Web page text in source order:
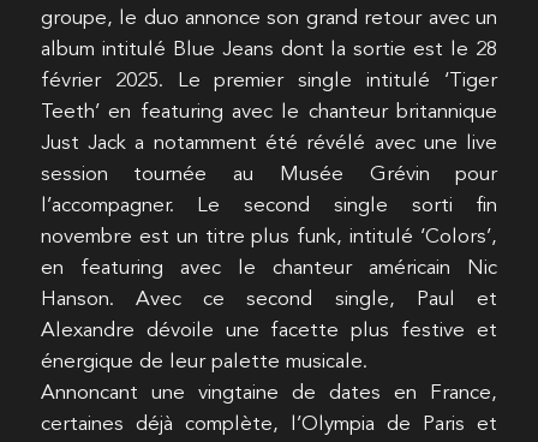
groupe, le duo annonce son grand retour avec un
album intitulé Blue Jeans dont la sortie est le 28
février 2025. Le premier single intitulé ‘Tiger
Teeth’ en featuring avec le chanteur britannique
Just Jack a notamment été révélé avec une live
session tournée au Musée Grévin pour
l’accompagner. Le second single sorti fin
novembre est un titre plus funk, intitulé ‘Colors’,
en featuring avec le chanteur américain Nic
Hanson. Avec ce second single, Paul et
Alexandre dévoile une facette plus festive et
énergique de leur palette musicale.
Annoncant une vingtaine de dates en France,
certaines déjà complète, l’Olympia de Paris et